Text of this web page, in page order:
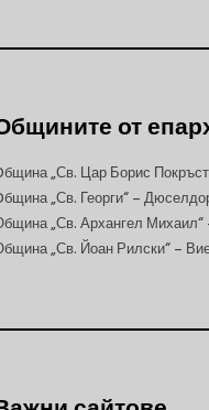
от
„Св. Цар Борис
„Св. Георги“ –
„Св. Архангел Михаил“
„Св. Йоан Рилски“ –